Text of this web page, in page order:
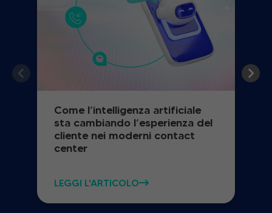
Come l’intelligenza artificiale
sta cambiando l’esperienza del
cliente nei moderni contact
center
LEGGI L'ARTICOLO